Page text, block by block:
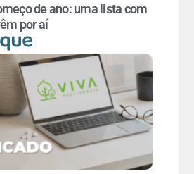
de ano: uma lista com
por aí